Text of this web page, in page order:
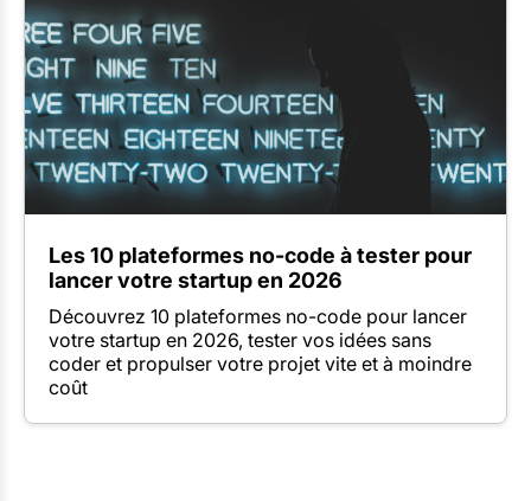
Les 10 plateformes no-code à tester pour
lancer votre startup en 2026
Découvrez 10 plateformes no-code pour lancer
votre startup en 2026, tester vos idées sans
coder et propulser votre projet vite et à moindre
coût